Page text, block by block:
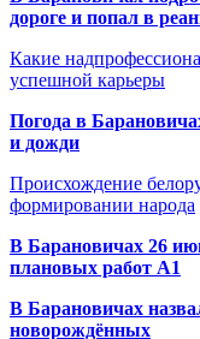
дороге и попал в
Какие
успешной карьеры
Погода в
и дожди
Происхождение
формировании народа
В Барановичах 26
плановых работ A1
В Барановичах
новорождённых